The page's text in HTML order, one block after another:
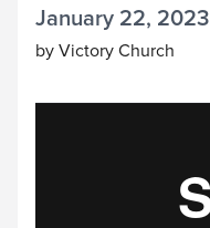
January 22, 2023
by Victory Church